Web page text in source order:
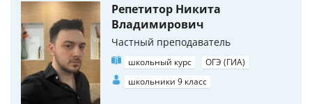
Репетитор Никита
Владимирович
Частный преподаватель
школьный курс
ОГЭ (ГИА)
школьники 9 класс